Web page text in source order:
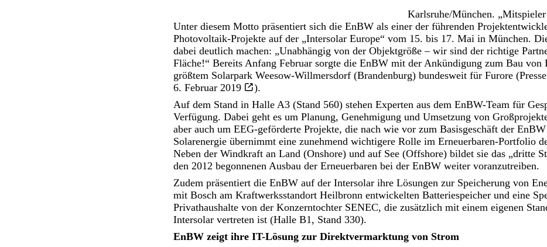
Karlsruhe/München. „Mitspieler
Unter diesem Motto präsentiert sich die EnBW als einer der führenden
Photovoltaik-Projekte auf der „Intersolar Europe“ vom 15. bis 17. Mai in München.
dabei deutlich machen: „Unabhängig von der Objektgröße – wir sind der richtige
Fläche!“ Bereits Anfang Februar sorgte die EnBW mit der Ankündigung zum Bau von
größtem Solarpark Weesow-Willmersdorf (Brandenburg) bundesweit für Furore (
6. Februar 2019
).
Auf dem Stand in Halle A3 (Stand 560) stehen Experten aus dem EnBW-Team für
Verfügung. Dabei geht es um Planung, Genehmigung und Umsetzung von
aber auch um EEG-geförderte Projekte, die nach wie vor zum Basisgeschäft der
Solarenergie übernimmt eine zunehmend wichtigere Rolle im Erneuerbaren-Portfolio
Neben der Windkraft an Land (Onshore) und auf See (Offshore) bildet sie das „dritte
den 2012 begonnenen Ausbau der Erneuerbaren bei der EnBW weiter voranzutreiben.
Zudem präsentiert die EnBW auf der Intersolar ihre Lösungen zur Speicherung von
mit Bosch am Kraftwerksstandort Heilbronn entwickelten Batteriespeicher und eine
Privathaushalte von der Konzerntochter SENEC, die zusätzlich mit einem eigenen
Intersolar vertreten ist (Halle B1, Stand 330).
EnBW zeigt ihre IT-Lösung zur Direktvermarktung von Strom